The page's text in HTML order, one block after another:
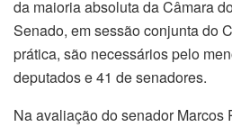
da maioria absoluta da Câmara
Senado, em sessão conjunta do
prática, são necessários pelo
deputados e 41 de senadores.
Na avaliação do senador Marcos